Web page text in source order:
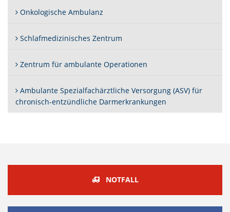
Onkologische Ambulanz
Schlafmedizinisches Zentrum
Zentrum für ambulante Operationen
Ambulante Spezialfachärztliche Versorgung (ASV) für
chronisch-entzündliche Darmerkrankungen
NOTFALL